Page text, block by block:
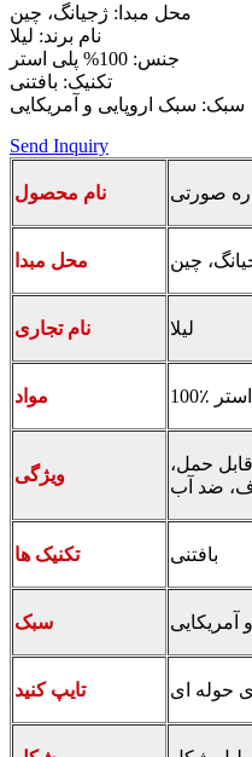
محل مبدا: ژجیانگ، چین
نام برند: لیلا
جنس: 100% پلی استر
تکنیک: بافتنی
سبک: سبک اروپایی و آمریکایی
Send Inquiry
نام محصول صورتی
محل مبدا چین
نام تجاری لیلا
مواد استر
ویژگی
حمل،
ضد آب
تکنیک ها بافتنی
سبک آمریکایی
تایپ کنید حوله ای